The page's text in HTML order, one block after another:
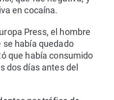
en cocaína.
Press, el hombre
se había quedado
que había consumido
dos días antes del